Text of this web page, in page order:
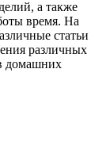
а также
время. На
статьи
различных
домашних